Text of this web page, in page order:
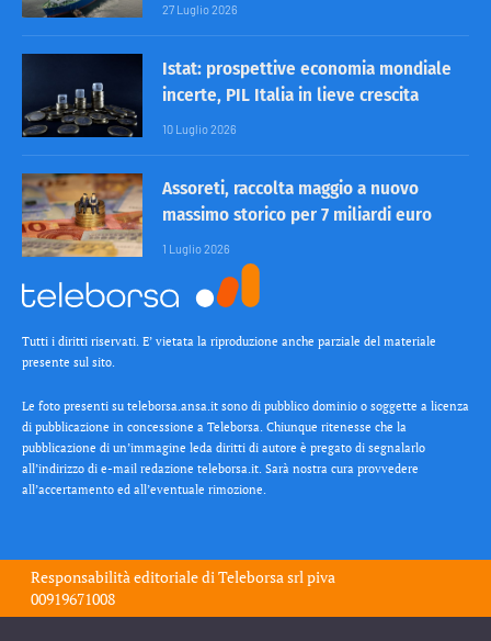
27 Luglio 2026
Istat: prospettive economia mondiale
incerte, PIL Italia in lieve crescita
10 Luglio 2026
Assoreti, raccolta maggio a nuovo
massimo storico per 7 miliardi euro
1 Luglio 2026
Tutti i diritti riservati. E’ vietata la riproduzione anche parziale del materiale
presente sul sito.
Le foto presenti su teleborsa.ansa.it sono di pubblico dominio o soggette a licenza
di pubblicazione in concessione a Teleborsa. Chiunque ritenesse che la
pubblicazione di un’immagine leda diritti di autore è pregato di segnalarlo
all’indirizzo di e-mail redazione teleborsa.it. Sarà nostra cura provvedere
all’accertamento ed all’eventuale rimozione.
Responsabilità editoriale diTeleborsa srl piva
00919671008